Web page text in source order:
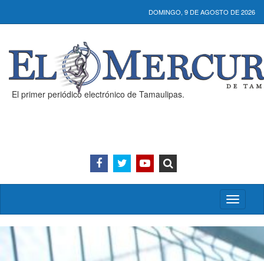
DOMINGO, 9 DE AGOSTO DE 2026
El primer periódico electrónico de Tamaulipas.
Activar/
menú